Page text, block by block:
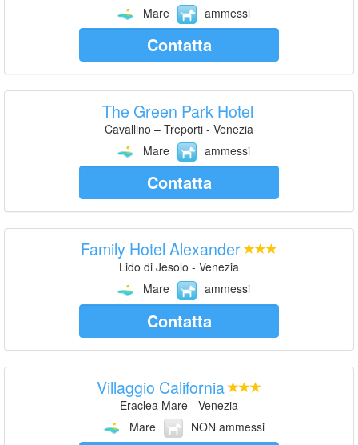
Mare
ammessi
Contatta
The Green Park Hotel
Cavallino – Treporti - Venezia
Mare
ammessi
Contatta
Family Hotel Alexander
Lido di Jesolo - Venezia
Mare
ammessi
Contatta
Villaggio California
Eraclea Mare - Venezia
Mare
NON ammessi